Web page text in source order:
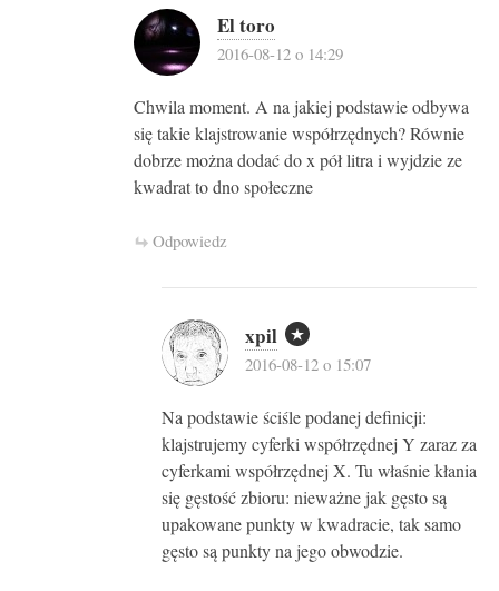
El toro
2016-08-12 o 14:29
Chwila moment. A na jakiej podstawie odbywa
się takie klajstrowanie współrzędnych? Równie
dobrze można dodać do x pół litra i wyjdzie ze
kwadrat to dno społeczne
Odpowiedz
xpil
2016-08-12 o 15:07
Na podstawie ściśle podanej definicji:
klajstrujemy cyferki współrzędnej Y zaraz za
cyferkami współrzędnej X. Tu właśnie kłania
się gęstość zbioru: nieważne jak gęsto są
upakowane punkty w kwadracie, tak samo
gęsto są punkty na jego obwodzie.